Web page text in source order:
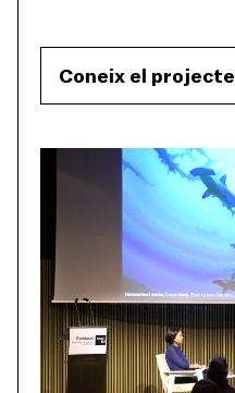
Coneix el projecte